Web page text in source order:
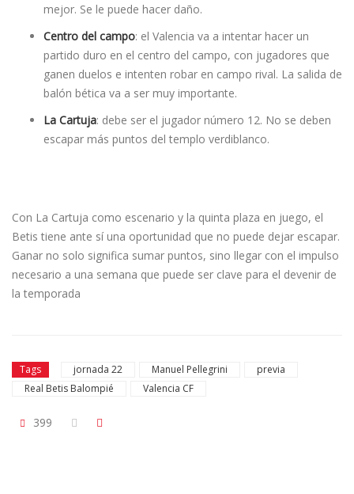
mejor. Se le puede hacer daño.
Centro del campo: el Valencia va a intentar hacer un
partido duro en el centro del campo, con jugadores que
ganen duelos e intenten robar en campo rival. La salida de
balón bética va a ser muy importante.
La Cartuja: debe ser el jugador número 12. No se deben
escapar más puntos del templo verdiblanco.
Con La Cartuja como escenario y la quinta plaza en juego, el
Betis tiene ante sí una oportunidad que no puede dejar escapar.
Ganar no solo significa sumar puntos, sino llegar con el impulso
necesario a una semana que puede ser clave para el devenir de
la temporada
Tags jornada 22 Manuel Pellegrini
previa
Real Betis Balompié
Valencia CF
399